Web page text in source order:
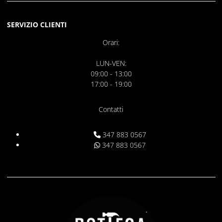
SERVIZIO CLIENTI
Orari:
LUN-VEN:
09:00 - 13:00
17:00 - 19:00
Contatti
347 883 0567
347 883 0567